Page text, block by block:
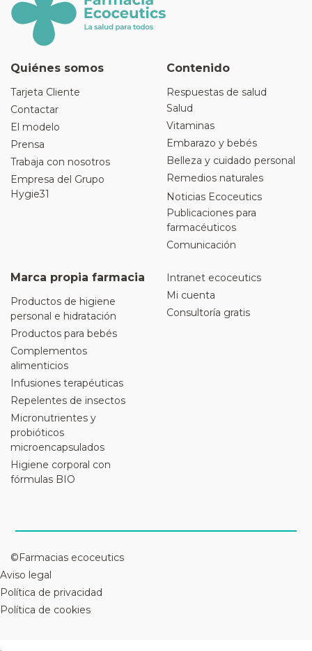
Quiénes somos
Tarjeta Cliente
Contactar
El modelo
Prensa
Trabaja con nosotros
Empresa del Grupo
Hygie31
Contenido
Respuestas de salud
Salud
Vitaminas
Embarazo y bebés
Belleza y cuidado personal
Remedios naturales
Noticias Ecoceutics
Publicaciones para
farmacéuticos
Comunicación
Marca propia farmacia
Productos de higiene
personal e hidratación
Productos para bebés
Complementos
alimenticios
Infusiones terapéuticas
Repelentes de insectos
Micronutrientes y
probióticos
microencapsulados
Higiene corporal con
fórmulas BIO
Intranet ecoceutics
Mi cuenta
Consultoría gratis
©Farmacias ecoceutics
Aviso legal
Política de privacidad
Política de cookies
.